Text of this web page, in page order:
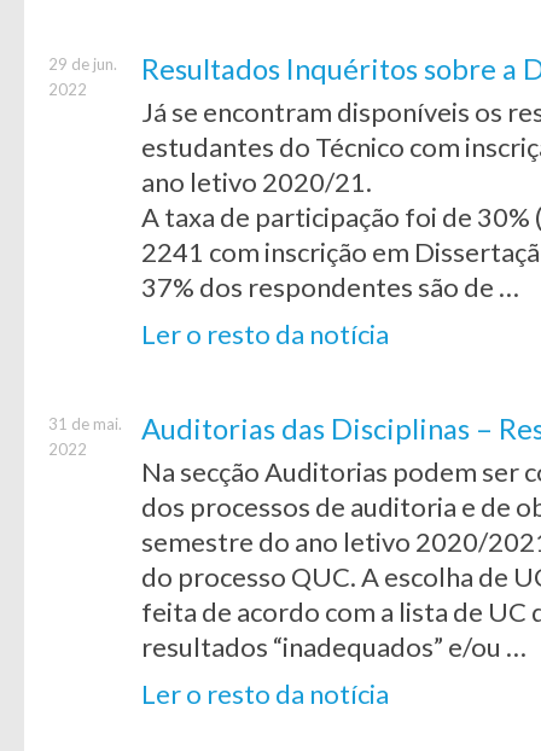
29 de jun.
2022
Resultados Inquéritos sobre a
Já se encontram disponíveis os
estudantes do Técnico com
ano letivo 2020/21.
A taxa de participação foi de
2241 com inscrição em
37% dos respondentes são de …
Ler o resto da notícia
31 de mai.
2022
Auditorias das Disciplinas –
Na secção Auditorias podem ser
dos processos de auditoria e de
semestre do ano letivo 2020/
do processo QUC. A escolha de
feita de acordo com a lista de UC
resultados “inadequados” e/ou …
Ler o resto da notícia